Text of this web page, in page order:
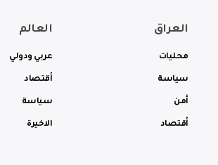
العراق
محليات
سياسة
أمن
أقتصاد
العالم
عربي ودولي
أقتصاد
سياسة
الاخيرة